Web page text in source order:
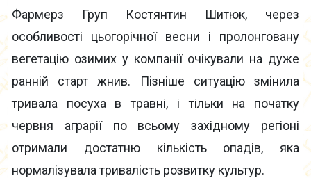
Фармерз Груп Костянтин Шитюк, через
особливості цьогорічної весни і пролонговану
вегетацію озимих у компанії очікували на дуже
ранній старт жнив. Пізніше ситуацію змінила
тривала посуха в травні, і тільки на початку
червня аграрії по всьому західному регіоні
отримали достатню кількість опадів, яка
нормалізувала тривалість розвитку культур.